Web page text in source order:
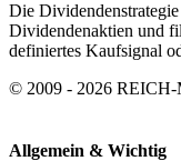
Die
Dividendenaktien und
definiertes Kaufsignal
© 2009 - 2026
Allgemein & Wichtig